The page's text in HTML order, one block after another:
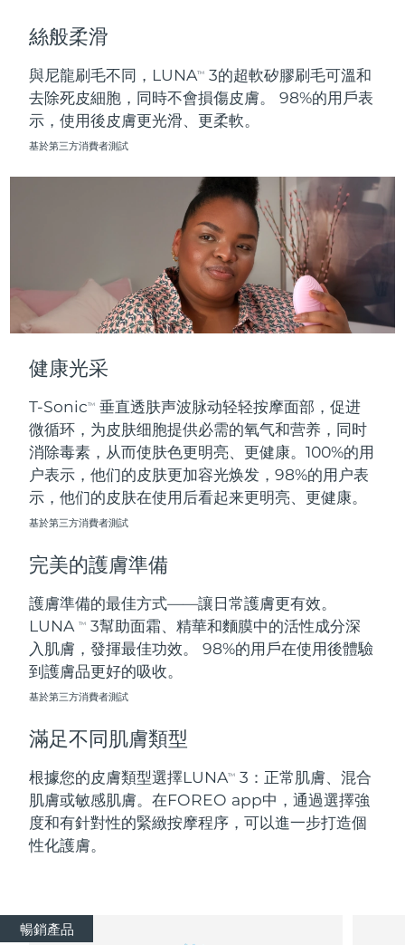
絲般柔滑
與尼龍刷毛不同，LUNATM
3的超軟矽膠刷毛可溫和
去除死皮細胞，同時不會損傷皮膚。 98%的用戶表
示，使用後皮膚更光滑、更柔軟。
基於第三方消費者測試
健康光采
T-SonicTM
垂直透肤声波脉动轻轻按摩面部，促进
微循环，为皮肤细胞提供必需的氧气和营养，同时
消除毒素，从而使肤色更明亮、更健康。100%的用
户表示，他们的皮肤更加容光焕发，98%的用户表
示，他们的皮肤在使用后看起来更明亮、更健康。
基於第三方消費者測試
完美的護膚準備
護膚準備的最佳方式——讓日常護膚更有效。
LUNATM
3幫助面霜、精華和麵膜中的活性成分深
入肌膚，發揮最佳功效。 98%的用戶在使用後體驗
到護膚品更好的吸收。
基於第三方消費者測試
滿足不同肌膚類型
根據您的皮膚類型選擇LUNATM
3：正常肌膚、混合
肌膚或敏感肌膚。在FOREO app中，通過選擇強
度和有針對性的緊緻按摩程序，可以進一步打造個
性化護膚。
暢銷產品
南非 預計送達日期8/18/26
南韓
預計送達日期 8/10/26
預計送達日期8/10/26
預計送達日期8/10/26
台灣 預計送達日期8/15/26
泰國
土耳其 預計送達日期8/11/26
阿拉伯聯合大公國 預計送達日期8/11/26
英國 預計送達日期8/10/26
美國
烏茲別克
越南 預計送達日期